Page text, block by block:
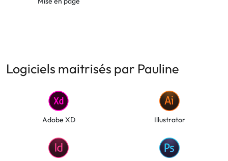
Logiciels maitrisés par Pauline
Adobe XD Illustrator